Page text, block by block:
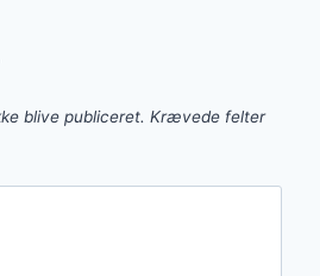
blive publiceret. Krævede felter